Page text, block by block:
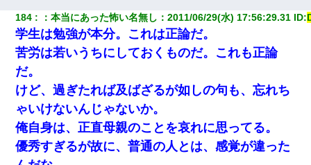
184 ：本当にあった怖い名無し ：2011/06/29(水) 17:56:29.31 ID:
学生は勉強が本分。これは正論だ。
苦労は若いうちにしておくものだ。これも正論
だ。
けど、過ぎたれば及ばざるが如しの句も、忘れち
ゃいけないんじゃないか。
俺自身は、正直母親のことを哀れに思ってる。
優秀すぎるが故に、普通の人とは、感覚が違った